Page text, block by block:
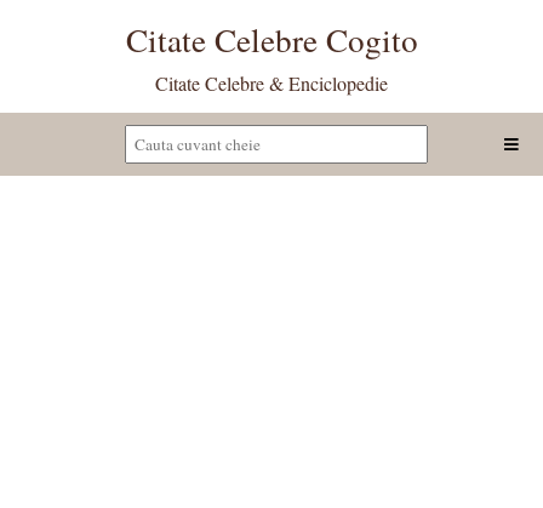
Citate Celebre Cogito
Citate Celebre & Enciclopedie